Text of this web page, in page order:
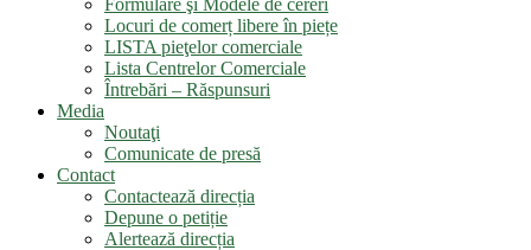
Formulare şi Modele de cereri
Locuri de comerț libere în piețe
LISTA pieţelor comerciale
Lista Centrelor Comerciale
Întrebări – Răspunsuri
Media
Noutaţi
Comunicate de presă
Contact
Contactează direcția
Depune o petiție
Alertează direcția